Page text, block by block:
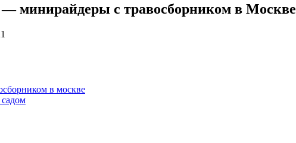
минирайдеры с травосборником в Москве
в москве